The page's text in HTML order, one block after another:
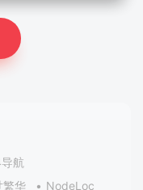
航
繁华 NodeLoc